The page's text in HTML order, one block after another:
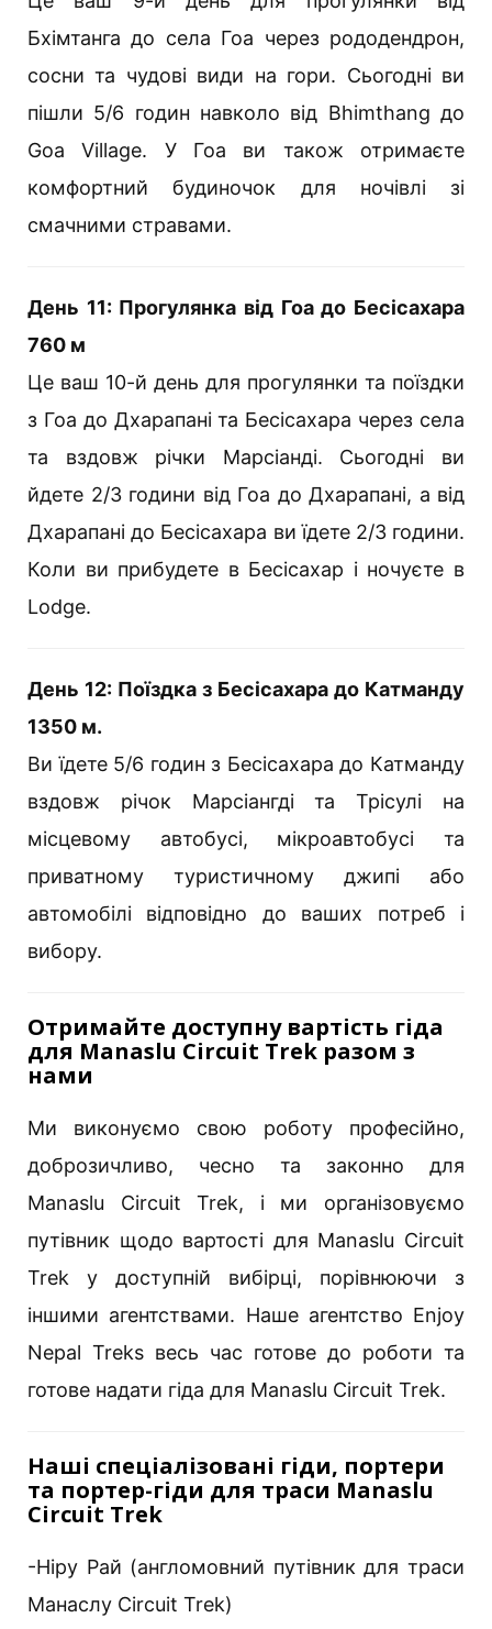
Бхімтанга до села Гоа через рододендрон,
сосни та чудові види на гори. Сьогодні ви
пішли 5/6 годин навколо від Bhimthang до
Goa Village. У Гоа ви також отримаєте
комфортний будиночок для ночівлі зі
смачними стравами.
День 11: Прогулянка від Гоа до Бесісахара
760 м
Це ваш 10-й день для прогулянки та поїздки
з Гоа до Дхарапані та Бесісахара через села
та вздовж річки Марсіанді. Сьогодні ви
йдете 2/3 години від Гоа до Дхарапані, а від
Дхарапані до Бесісахара ви їдете 2/3 години.
Коли ви прибудете в Бесісахар і ночуєте в
Lodge.
День 12: Поїздка з Бесісахара до Катманду
1350 м.
Ви їдете 5/6 годин з Бесісахара до Катманду
вздовж річок Марсіангді та Трісулі на
місцевому автобусі, мікроавтобусі та
приватному туристичному джипі або
автомобілі відповідно до ваших потреб і
вибору.
Отримайте доступну вартість гіда
для Manaslu Circuit Trek разом з
нами
Ми виконуємо свою роботу професійно,
доброзичливо, чесно та законно для
Manaslu Circuit Trek, і ми організовуємо
путівник щодо вартості для Manaslu Circuit
Trek у доступній вибірці, порівнюючи з
іншими агентствами. Наше агентство Enjoy
Nepal Treks весь час готове до роботи та
готове надати гіда для Manaslu Circuit Trek.
Наші спеціалізовані гіди, портери
та портер-гіди для траси Manaslu
Circuit Trek
-Ніру Рай (англомовний путівник для траси
Манаслу Circuit Trek)